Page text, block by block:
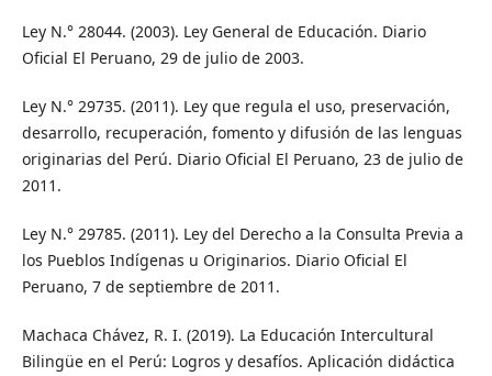
Ley N.° 28044. (2003). Ley General de Educación. Diario
Oficial El Peruano, 29 de julio de 2003.
Ley N.° 29735. (2011). Ley que regula el uso, preservación,
desarrollo, recuperación, fomento y difusión de las lenguas
originarias del Perú. Diario Oficial El Peruano, 23 de julio de
2011.
Ley N.° 29785. (2011). Ley del Derecho a la Consulta Previa a
los Pueblos Indígenas u Originarios. Diario Oficial El
Peruano, 7 de septiembre de 2011.
Machaca Chávez, R. I. (2019). La Educación Intercultural
Bilingüe en el Perú: Logros y desafíos. Aplicación didáctica